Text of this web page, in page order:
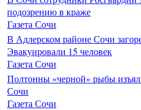
подозрению в краже
Газета Сочи
В Адлерском районе Сочи
Эвакуировали 15 человек
Газета Сочи
Полтонны «черной» рыбы
Сочи
Газета Сочи